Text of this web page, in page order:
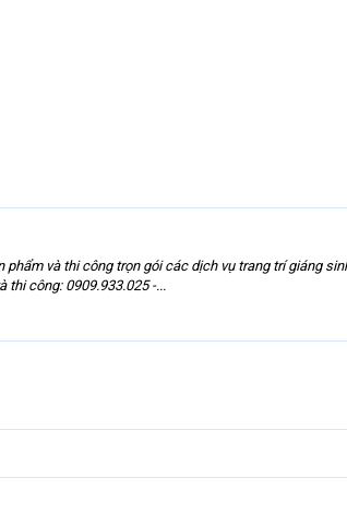
phẩm và thi công trọn gói các dịch vụ trang trí giáng
thi công: 0909.933.025 -...